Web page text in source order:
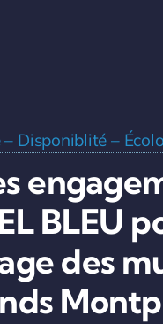
Disponiblité –
BLEU
des